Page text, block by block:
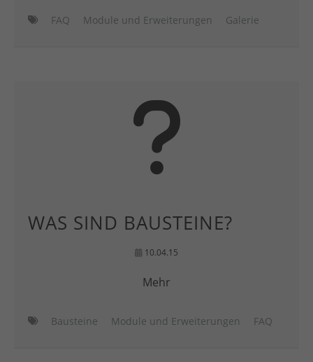
FAQ Module und Erweiterungen Galerie
WAS SIND BAUSTEINE?
10.04.15
Mehr
Bausteine Module und Erweiterungen FAQ